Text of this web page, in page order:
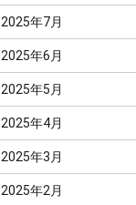
2025年7月
2025年6月
2025年5月
2025年4月
2025年3月
2025年2月